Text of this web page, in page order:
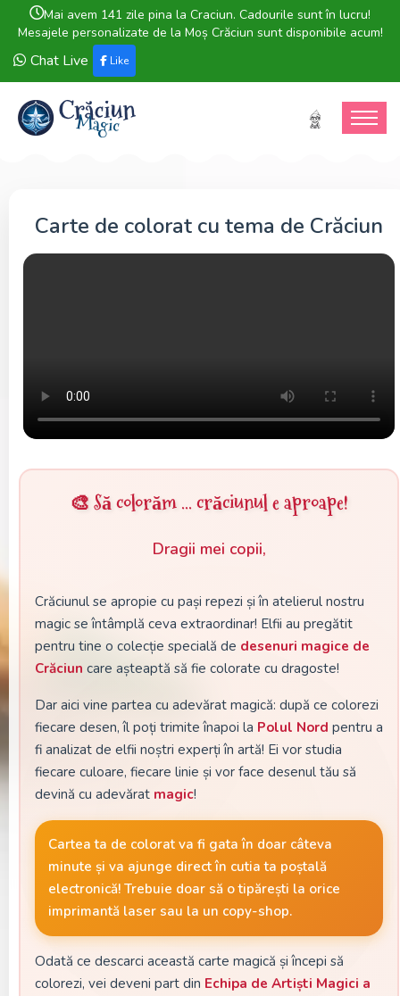
Mai avem 141 zile pina la Craciun. Cadourile sunt în lucru!
Mesajele personalizate de la Moș Crăciun sunt disponibile acum!
Chat Live Like
Carte de colorat cu tema de Crăciun
🎨 Să colorăm ... crăciunul e aproape!
Dragii mei copii,
Crăciunul se apropie cu pași repezi și în atelierul nostru
magic se întâmplă ceva extraordinar! Elfii au pregătit
pentru tine o colecție specială de desenuri magice de
Crăciun care așteaptă să fie colorate cu dragoste!
Dar aici vine partea cu adevărat magică: după ce colorezi
fiecare desen, îl poți trimite înapoi la Polul Nord pentru a
fi analizat de elfii noștri experți în artă! Ei vor studia
fiecare culoare, fiecare linie și vor face desenul tău să
devină cu adevărat magic!
Cartea ta de colorat va fi gata în doar câteva
minute și va ajunge direct în cutia ta poștală
electronică! Trebuie doar să o tipărești la orice
imprimantă laser sau la un copy-shop.
Odată ce descarci această carte magică și începi să
colorezi, vei deveni part din Echipa de Artiști Magici a